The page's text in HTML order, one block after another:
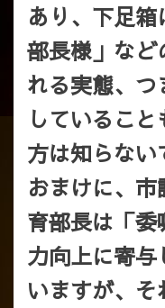
あり、下足
部長様」など
れる実態、
しているこ
方は知らない
おまけに、
育部長は「
力向上に寄
いますが、